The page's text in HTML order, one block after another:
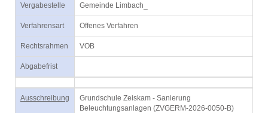
Vergabestelle Gemeinde Limbach_
Verfahrensart Offenes Verfahren
Rechtsrahmen VOB
Abgabefrist
Ausschreibung
Grundschule Zeiskam - Sanierung
Beleuchtungsanlagen (ZVGERM-2026-0050-B)